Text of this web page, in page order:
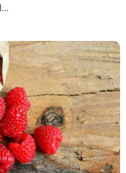
...